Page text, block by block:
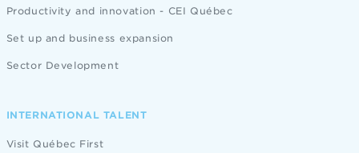
Productivity and innovation - CEI Québec
Set up and business expansion
Sector Development
INTERNATIONAL TALENT
Visit Québec First